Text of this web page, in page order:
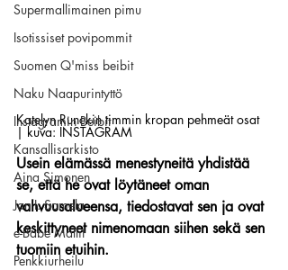
Supermallimainen pimu
Isotissiset povipommit
Suomen Q'miss beibit
Naku Naapurintyttö
Instagramin Beibit
Kansallisarkisto
Aina Simonen
Jan I. Somela
e-Babe Mallit
Penkkiurheilu
Katelyn Runckin timmin kropan pehmeät osat
| kuva: INSTAGRAM
Usein elämässä menestyneitä yhdistää
se, että he ovat löytäneet oman
vahvuusalueensa, tiedostavat sen ja ovat
keskittyneet nimenomaan siihen sekä sen
tuomiin etuihin.